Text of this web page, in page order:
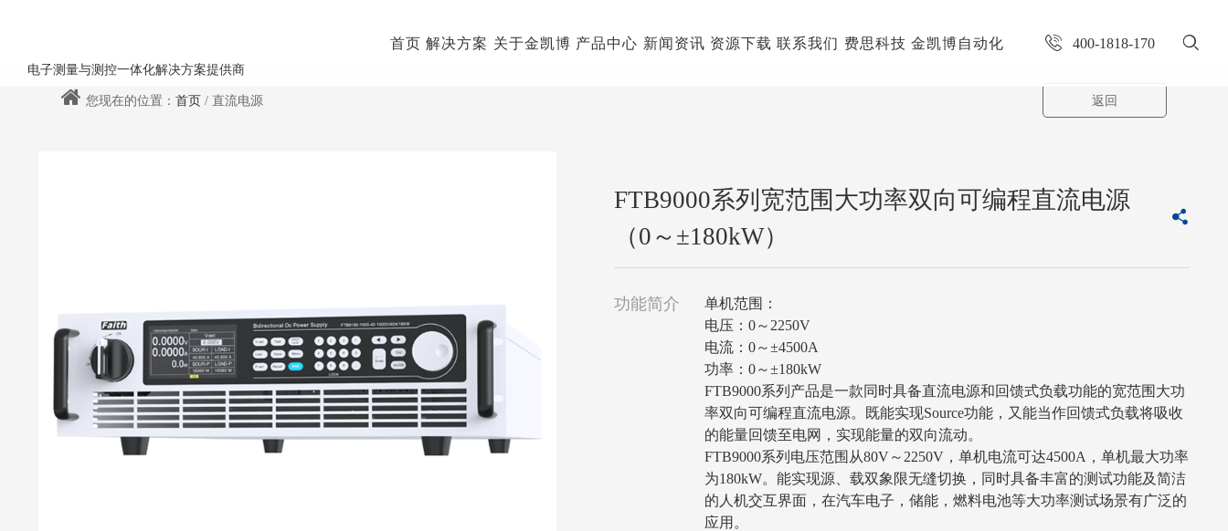
电子测量与测控一体化解决方案提供商
首页 解决方案 关于金凯博 产品中心 新闻资讯 资源下载 联系我们 费思科技 金凯博自动化 400-1818-170
您现在的位置：首页 / 直流电源 返回
FTB9000系列宽范围大功率双向可编程直流电源
（0～±180kW）
功能简介
单机范围：
电压：0～2250V
电流：0～±4500A
功率：0～±180kW
FTB9000系列产品是一款同时具备直流电源和回馈式负载功能的宽范围大功
率双向可编程直流电源。既能实现Source功能，又能当作回馈式负载将吸收
的能量回馈至电网，实现能量的双向流动。
FTB9000系列电压范围从80V～2250V，单机电流可达4500A，单机最大功率
为180kW。能实现源、载双象限无缝切换，同时具备丰富的测试功能及简洁
的人机交互界面，在汽车电子，储能，燃料电池等大功率测试场景有广泛的
应用。